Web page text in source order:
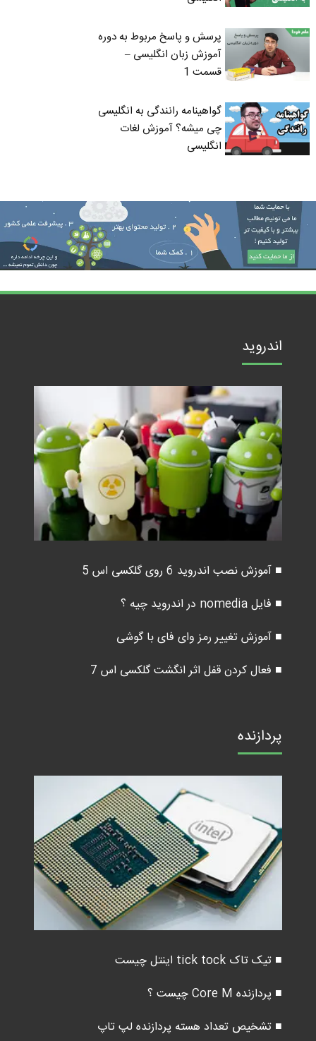
پرسش و پاسخ مربوط به دوره
آموزش زبان انگلیسی –
قسمت 1
گواهینامه رانندگی به انگلیسی
چی میشه؟ آموزش لغات
انگلیسی
اندروید
■ آموزش نصب اندروید 6 روی گلکسی اس 5
■ فایل nomedia در اندروید چیه ؟
■ آموزش تغییر رمز وای فای با گوشی
■ فعال کردن قفل اثر انگشت گلکسی اس 7
پردازنده
■ تیک تاک tick tock اینتل چیست
■ پردازنده Core M چیست ؟
■ تشخیص تعداد هسته پردازنده لپ تاپ